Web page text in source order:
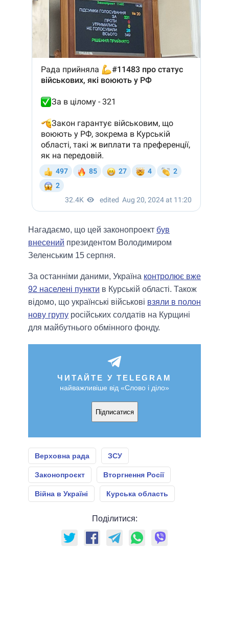
Нагадаємо, що цей законопроект був
внесений президентом Володимиром
Зеленським 15 серпня.
За останніми даними, Україна контролює вже
92 населені пункти в Курській області. Також
відомо, що українські військові взяли в полон
нову групу російських солдатів на Курщині
для майбутнього обмінного фонду.
ЧИТАЙТЕ У TELEGRAM
найважливіше від «Слово і діло»
Підписатися
Верховна рада ЗСУ
Законопроєкт Вторгнення Росії
Війна в Україні Курська область
Поділитися: